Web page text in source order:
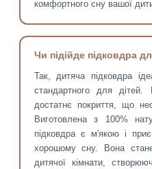
комфортного сну вашої
Чи підійде підковдра
Так, дитяча підковдра
стандартного для
достатнє покриття, що
Виготовлена з 100%
підковдра є м'якою і
хорошому сну. Вона
дитячої кімнати,